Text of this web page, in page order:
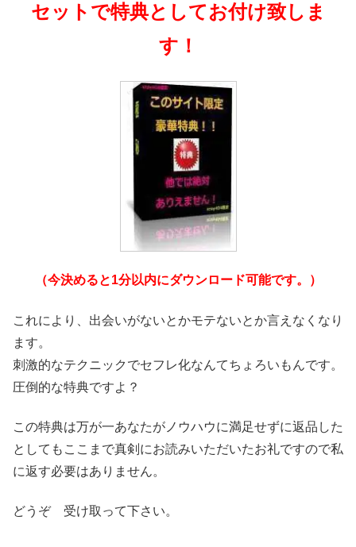
セットで特典としてお付け致しま
す！
（今決めると1分以内にダウンロード可能です。）
これにより、出会いがないとかモテないとか言えなくなり
ます。
刺激的なテクニックでセフレ化なんてちょろいもんです。
圧倒的な特典ですよ？
この特典は万が一あなたがノウハウに満足せずに返品した
としてもここまで真剣にお読みいただいたお礼ですので私
に返す必要はありません。
どうぞ 受け取って下さい。